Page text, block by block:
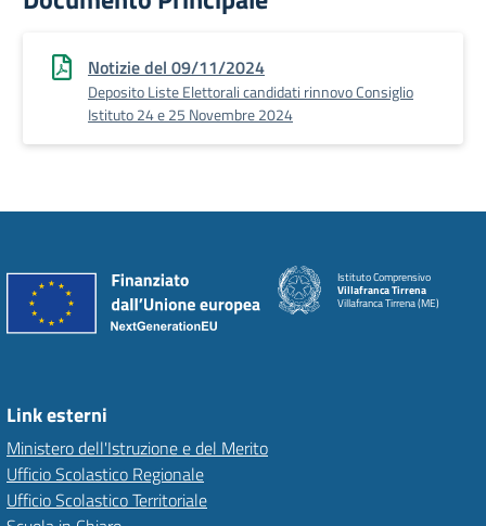
Notizie del 09/11/2024
Deposito Liste Elettorali candidati rinnovo Consiglio
Istituto 24 e 25 Novembre 2024
Istituto Comprensivo
Villafranca Tirrena
Villafranca Tirrena (ME)
Link esterni
Ministero dell'Istruzione e del Merito
Ufficio Scolastico Regionale
Ufficio Scolastico Territoriale